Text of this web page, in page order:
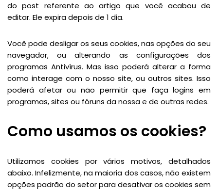
do post referente ao artigo que você acabou de
editar. Ele expira depois de 1 dia.
Você pode desligar os seus cookies, nas opções do seu
navegador, ou alterando as configurações dos
programas Antivírus. Mas isso poderá alterar a forma
como interage com o nosso site, ou outros sites. Isso
poderá afetar ou não permitir que faça logins em
programas, sites ou fóruns da nossa e de outras redes.
Como usamos os cookies?
Utilizamos cookies por vários motivos, detalhados
abaixo. Infelizmente, na maioria dos casos, não existem
opções padrão do setor para desativar os cookies sem